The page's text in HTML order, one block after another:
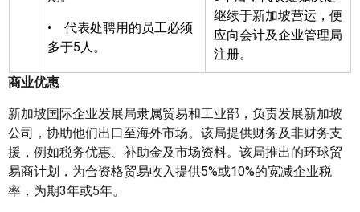
• 代表处聘用的员工必须
多于5人。
继续于新加坡营运，便
应向会计及企业管理局
注册。
商业优惠
新加坡国际企业发展局隶属贸易和工业部，负责发展新加坡
公司，协助他们出口至海外市场。该局提供财务及非财务支
援，例如税务优惠、补助金及市场资料。该局推出的环球贸
易商计划，为合资格贸易收入提供5%或10%的宽减企业税
率，为期3年或5年。